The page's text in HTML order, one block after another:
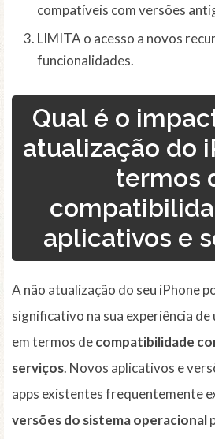
compatíveis com versões
LIMITA o acesso a novos
funcionalidades.
Qual é o
atualização do
termos
aplicativos e
A não atualização do seu iPhone
significativo na sua experiência de
em termos decompatibilidade
serviços. Novos aplicativos e
apps existentes frequentemente
versões do sistema operacional